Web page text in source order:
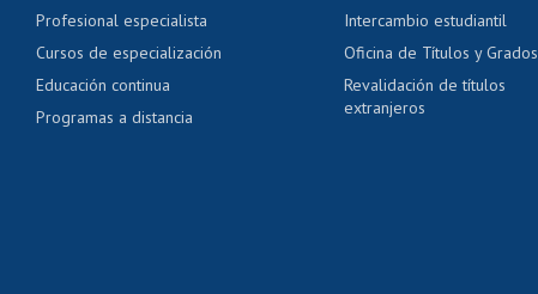
Profesional especialista
Cursos de especialización
Educación continua
Programas a distancia
Intercambio estudiantil
Oficina de Títulos y Grados
Revalidación de títulos
extranjeros